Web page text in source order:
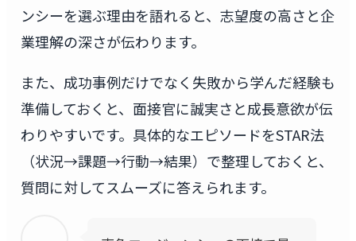
ンシーを選ぶ理由を語れると、志望度の高さと企
業理解の深さが伝わります。
また、成功事例だけでなく失敗から学んだ経験も
準備しておくと、面接官に誠実さと成長意欲が伝
わりやすいです。具体的なエピソードをSTAR法
（状況→課題→行動→結果）で整理しておくと、
質問に対してスムーズに答えられます。